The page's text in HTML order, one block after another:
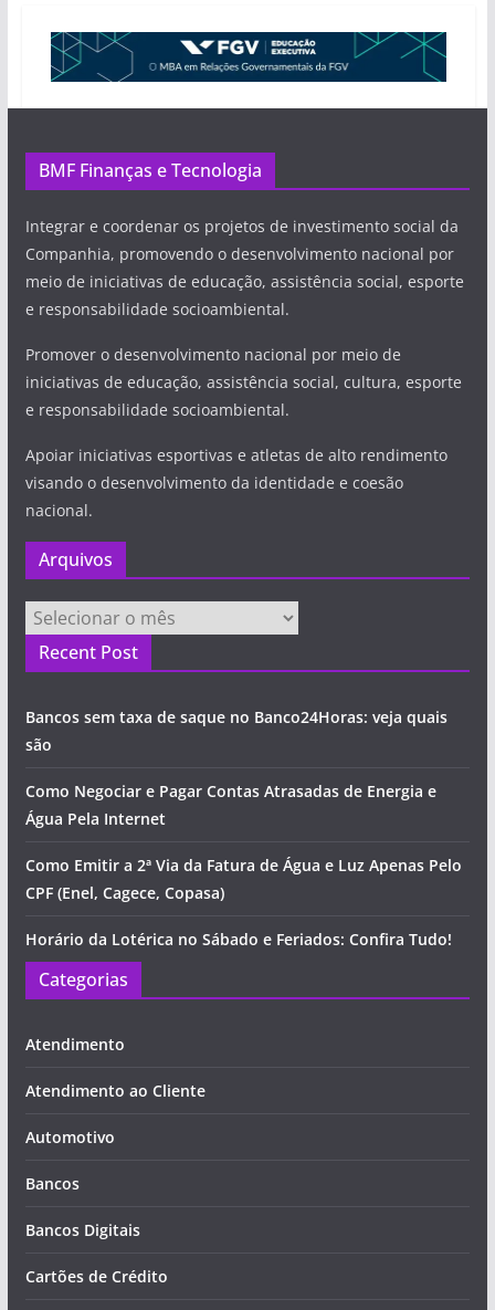
BMF Finanças e Tecnologia
Integrar e coordenar os projetos de investimento social da
Companhia, promovendo o desenvolvimento nacional por
meio de iniciativas de educação, assistência social, esporte
e responsabilidade socioambiental.
Promover o desenvolvimento nacional por meio de
iniciativas de educação, assistência social, cultura, esporte
e responsabilidade socioambiental.
Apoiar iniciativas esportivas e atletas de alto rendimento
visando o desenvolvimento da identidade e coesão
nacional.
Arquivos
Arquivos
Recent Post
Bancos sem taxa de saque no Banco24Horas: veja quais
são
Como Negociar e Pagar Contas Atrasadas de Energia e
Água Pela Internet
Como Emitir a 2ª Via da Fatura de Água e Luz Apenas Pelo
CPF (Enel, Cagece, Copasa)
Horário da Lotérica no Sábado e Feriados: Confira Tudo!
Categorias
Atendimento
Atendimento ao Cliente
Automotivo
Bancos
Bancos Digitais
Cartões de Crédito